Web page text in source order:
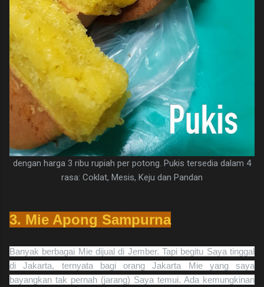
dengan harga 3 ribu rupiah per potong. Pukis tersedia dalam 4
rasa: Coklat, Mesis, Keju dan Pandan
3. Mie Apong Sampurna
Banyak berbagai Mie dijual di Jember. Tapi begitu Saya tinggal
di Jakarta, ternyata bagi orang Jakarta Mie yang saya
bayangkan tak pernah (jarang) Saya temui. Ada kemungkinan